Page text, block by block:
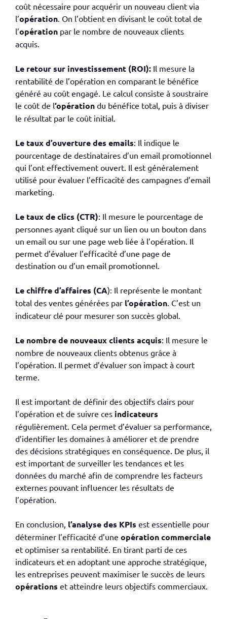
coût nécessaire pour acquérir un nouveau client via
l’opération . On l’obtient en divisant le coût total de
l’opération par le nombre de nouveaux clients
acquis.
Le retour sur investissement (ROI): Il mesure la
rentabilité de l’opération en comparant le bénéfice
généré au coût engagé. Le calcul consiste à soustraire
le coût de l‘opération du bénéfice total, puis à diviser
le résultat par le coût initial.
Le taux d’ouverture des emails: Il indique le
pourcentage de destinataires d’un email promotionnel
qui l’ont effectivement ouvert. Il est généralement
utilisé pour évaluer l’efficacité des campagnes d’email
marketing.
Le taux de clics (CTR): Il mesure le pourcentage de
personnes ayant cliqué sur un lien ou un bouton dans
un email ou sur une page web liée à l’opération. Il
permet d’évaluer l’efficacité d’une page de
destination ou d’un email promotionnel.
Le chiffre d’affaires (CA): Il représente le montant
total des ventes générées par l’opération . C’est un
indicateur clé pour mesurer son succès global.
Le nombre de nouveaux clients acquis: Il mesure le
nombre de nouveaux clients obtenus grâce à
l’opération. Il permet d’évaluer son impact à court
terme.
Il est important de définir des objectifs clairs pour
l’opération et de suivre ces indicateurs
régulièrement. Cela permet d’évaluer sa performance,
d’identifier les domaines à améliorer et de prendre
des décisions stratégiques en conséquence. De plus, il
est important de surveiller les tendances et les
données du marché afin de comprendre les facteurs
externes pouvant influencer les résultats de
l’opération.
En conclusion, l’analyse des KPIs est essentielle pour
déterminer l’efficacité d’une opération commerciale
et optimiser sa rentabilité. En tirant parti de ces
indicateurs et en adoptant une approche stratégique,
les entreprises peuvent maximiser le succès de leurs
opérations et atteindre leurs objectifs commerciaux.